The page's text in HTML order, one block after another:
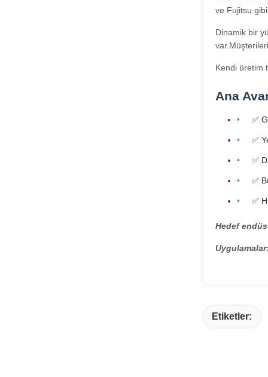
ve Fujitsu
Dinamik bir
Kendi üretim
Ana
✅
✅
✅
✅
✅
Hedef
Uygulamalar:
Etiketler: